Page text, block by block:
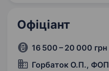
Офіціант
16 500 – 20 000 грн
Горбаток О.П., ФОП